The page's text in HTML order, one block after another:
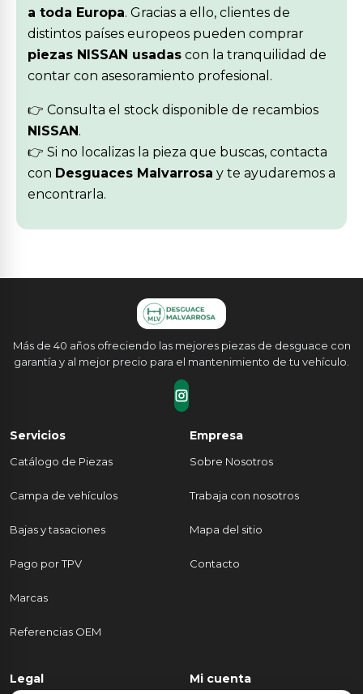
a toda Europa. Gracias a ello, clientes de
distintos países europeos pueden comprar
piezas NISSAN usadas con la tranquilidad de
contar con asesoramiento profesional.
👉 Consulta el stock disponible de recambios
NISSAN.
👉 Si no localizas la pieza que buscas, contacta
con Desguaces Malvarrosa y te ayudaremos a
encontrarla.
Más de 40 años ofreciendo las mejores piezas de desguace con
garantía y al mejor precio para el mantenimiento de tu vehículo.
Servicios
Catálogo de Piezas
Campa de vehículos
Bajas y tasaciones
Pago por TPV
Marcas
Referencias OEM
Empresa
Sobre Nosotros
Trabaja con nosotros
Mapa del sitio
Contacto
Legal Mi cuenta